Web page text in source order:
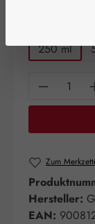
250 ml
Produkt
Zum
Hersteller:
EAN: